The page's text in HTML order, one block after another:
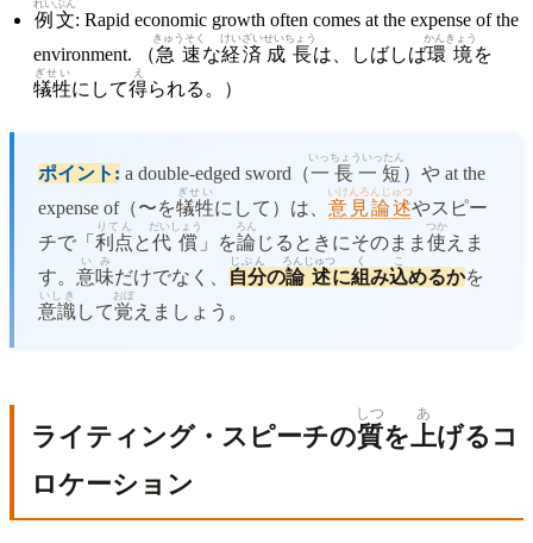
例文
れいぶん
: Rapid economic growth often comes at the expense of the
environment. （急速
きゅうそく
な経済
けいざい
成長
せいちょう
は、しばしば環境
かんきょう
を
犠牲
ぎせい
にして得
え
られる。）
ポイント: a double-edged sword（一長一短
いっちょういったん
）や at the
expense of（〜を犠牲
ぎせい
にして）は、 意見論述
いけんろんじゅつ
やスピー
チで「 利点
りてん
と代償
だいしょう
」を論
ろん
じるときにそのまま 使
つか
えま
す。 意味
いみ
だけでなく、 自分
じぶん
の論述
ろんじゅつ
に組
く
み込
こ
めるかを
意識
いしき
して覚
おぼ
えましょう。
ライティング・スピーチの質
しつ
を上
あ
げるコ
ロケーション